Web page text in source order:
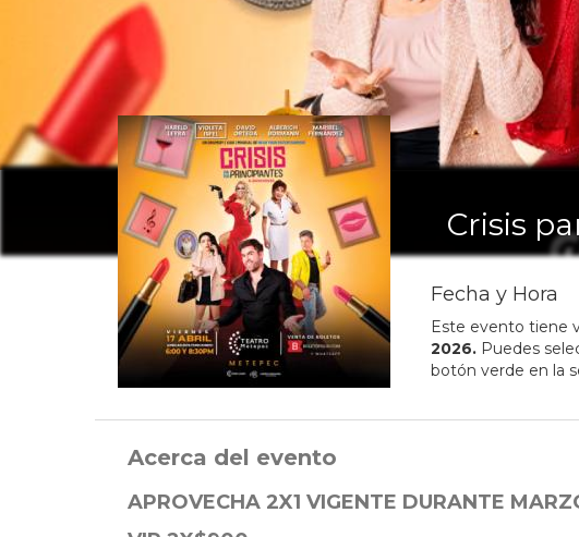
Crisis
Fecha y Hora
Este evento tiene
2026.Puedes
botón verde en la
Acerca del evento
APROVECHA 2X1 VIGENTE DURANTE